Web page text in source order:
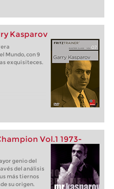
Kasparov
Mundo, con 9
exquisiteces.
Vol.1 1973-
genio del
del análisis
más tiernos
su origen.